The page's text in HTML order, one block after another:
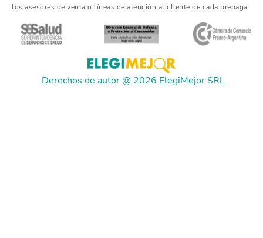
los asesores de venta o líneas de atención al cliente de cada prepaga.
Derechos de autor @ 2026 ElegiMejor SRL.